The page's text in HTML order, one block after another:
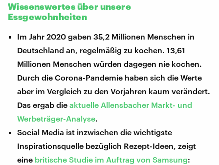
Wissenswertes über unsere
Essgewohnheiten
Im Jahr 2020 gaben 35,2 Millionen Menschen in
Deutschland an, regelmäßig zu kochen. 13,61
Millionen Menschen würden dagegen nie kochen.
Durch die Corona-Pandemie haben sich die Werte
aber im Vergleich zu den Vorjahren kaum verändert.
Das ergab dieaktuelle Allensbacher Markt- und
Werbeträger-Analyse.
Social Media ist inzwischen die wichtigste
Inspirationsquelle bezüglich Rezept-Ideen, zeigt
eine britische Studie im Auftrag von Samsung: